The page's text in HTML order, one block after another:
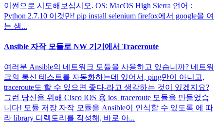
이썬으로 시도해보십시오. OS: MacOS High Sierra 언어 :
Python 2.7.10 이것만! pip install selenium firefox에서 google을 여
는 샘...
Ansible 자작 모듈로 NW 기기에서 Traceroute
여러분 Ansible의 네트워크 모듈을 사용하고 있습니까? 네트워
크의 통신 테스트를 자동화하는데 있어서, ping만이 아니고,
traceroute도 할 수 있으면 좋다-라고 생각하는 것이 있겠지요?
그런 당신을 위해 Cisco IOS 용 ios_traceroute 모듈을 만들었습
니다! 모듈 저장 자작 모듈을 Ansible이 인식할 수 있도록 에 따
라 library 디렉토리를 작성해, 바로 아...